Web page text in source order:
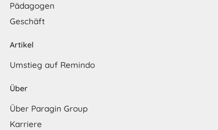
Pädagogen
Geschäft
Artikel
Umstieg auf Remindo
Über
Über Paragin Group
Karriere